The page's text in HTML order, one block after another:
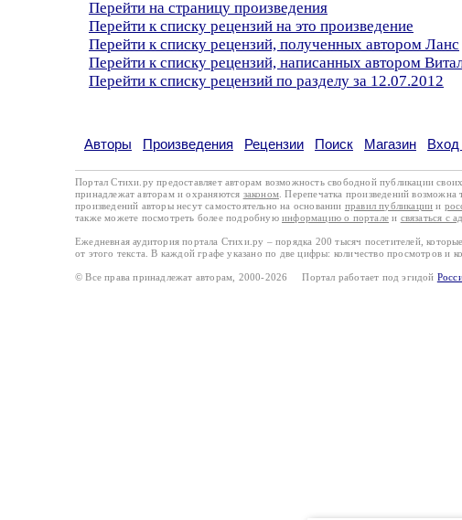
Перейти на страницу произведения
Перейти к списку рецензий на это произведение
Перейти к списку рецензий, полученных автором Ланс
Перейти к списку рецензий, написанных автором
Перейти к списку рецензий по разделу за 12.07.2012
Авторы Произведения Рецензии Поиск Магазин Вход
Портал Стихи.ру предоставляет авторам возможность свободной публикации
принадлежат авторам и охраняются законом . Перепечатка произведений возможна
произведений авторы несут самостоятельно на основании правил публикации и
также можете посмотреть более подробную информацию о портале и связаться с
Ежедневная аудитория портала Стихи.ру – порядка 200 тысяч посетителей,
от этого текста. В каждой графе указано по две цифры: количество просмотров и
© Все права принадлежат авторам, 2000-2026 Портал работает под эгидой